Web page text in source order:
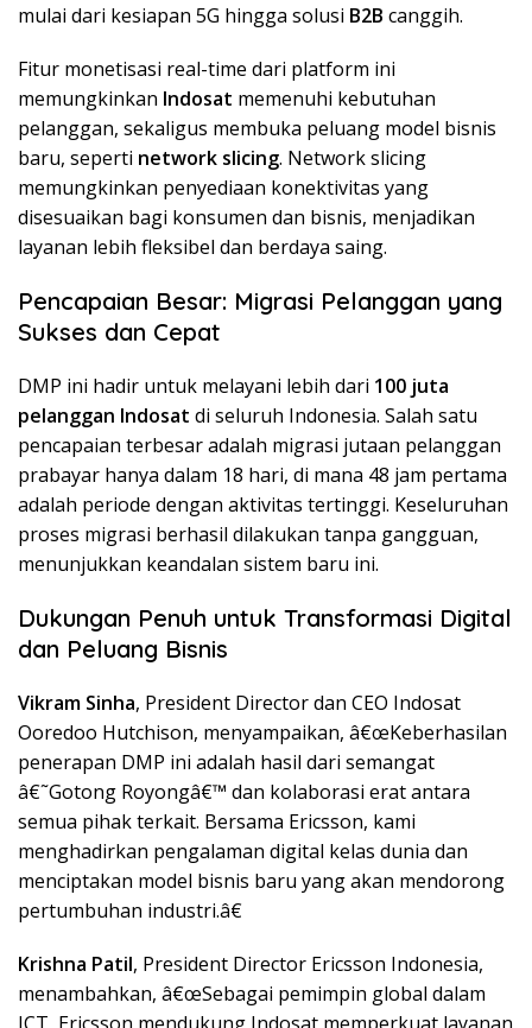
mulai dari kesiapan 5G hingga solusi B2B canggih.
Fitur monetisasi real-time dari platform ini
memungkinkan Indosat memenuhi kebutuhan
pelanggan, sekaligus membuka peluang model bisnis
baru, seperti network slicing. Network slicing
memungkinkan penyediaan konektivitas yang
disesuaikan bagi konsumen dan bisnis, menjadikan
layanan lebih fleksibel dan berdaya saing.
Pencapaian Besar: Migrasi Pelanggan yang
Sukses dan Cepat
DMP ini hadir untuk melayani lebih dari 100 juta
pelanggan Indosat di seluruh Indonesia. Salah satu
pencapaian terbesar adalah migrasi jutaan pelanggan
prabayar hanya dalam 18 hari, di mana 48 jam pertama
adalah periode dengan aktivitas tertinggi. Keseluruhan
proses migrasi berhasil dilakukan tanpa gangguan,
menunjukkan keandalan sistem baru ini.
Dukungan Penuh untuk Transformasi Digital
dan Peluang Bisnis
Vikram Sinha, President Director dan CEO Indosat
Ooredoo Hutchison, menyampaikan, â€œKeberhasilan
penerapan DMP ini adalah hasil dari semangat
â€˜Gotong Royongâ€™ dan kolaborasi erat antara
semua pihak terkait. Bersama Ericsson, kami
menghadirkan pengalaman digital kelas dunia dan
menciptakan model bisnis baru yang akan mendorong
pertumbuhan industri.â€
Krishna Patil, President Director Ericsson Indonesia,
menambahkan, â€œSebagai pemimpin global dalam